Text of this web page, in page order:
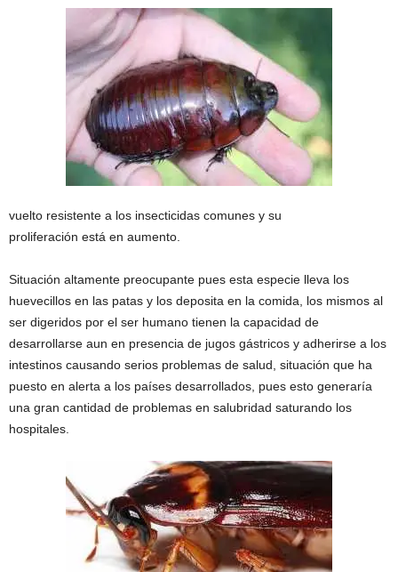
vuelto resistente a los insecticidas comunes y su
proliferación está en aumento.
Situación altamente preocupante pues esta especie lleva los
huevecillos en las patas y los deposita en la comida, los mismos al
ser digeridos por el ser humano tienen la capacidad de
desarrollarse aun en presencia de jugos gástricos y adherirse a los
intestinos causando serios problemas de salud, situación que ha
puesto en alerta a los países desarrollados, pues esto generaría
una gran cantidad de problemas en salubridad saturando los
hospitales.